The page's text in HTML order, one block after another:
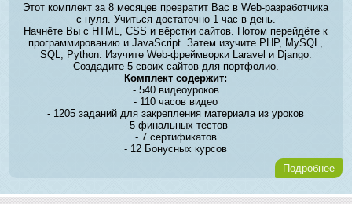
Этот комплект за 8 месяцев превратит Вас в Web-разработчика
с нуля. Учиться достаточно 1 час в день.
Начнёте Вы с HTML, CSS и вёрстки сайтов. Потом перейдёте к
программированию и JavaScript. Затем изучите PHP, MySQL,
SQL, Python. Изучите Web-фреймворки Laravel и Django.
Создадите 5 своих сайтов для портфолио.
Комплект содержит:
- 540 видеоуроков
- 110 часов видео
- 1205 заданий для закрепления материала из уроков
- 5 финальных тестов
- 7 сертификатов
- 12 Бонусных курсов
Подробнее